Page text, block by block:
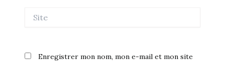
Enregistrer mon nom, mon e-mail et mon site